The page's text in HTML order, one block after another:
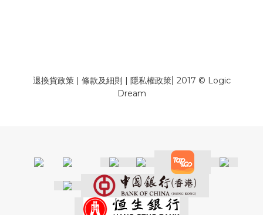
退換貨政策| 條款及細則 | 隱私權政策| 2017 © Logic
Dream